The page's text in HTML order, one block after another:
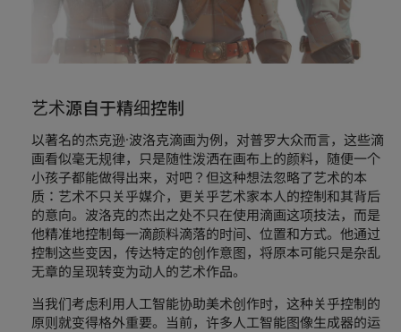
艺术源自于精细控制
以著名的杰克逊·波洛克滴画为例，对普罗大众而言，这些滴
画看似毫无规律，只是随性泼洒在画布上的颜料，随便一个
小孩子都能做得出来，对吧？但这种想法忽略了艺术的本
质：艺术不只关乎媒介，更关乎艺术家本人的控制和其背后
的意向。波洛克的杰出之处不只在使用滴画这项技法，而是
他精准地控制每一滴颜料滴落的时间、位置和方式。他通过
控制这些变因，传达特定的创作意图，将原本可能只是杂乱
无章的呈现转变为动人的艺术作品。
当我们考虑利用人工智能协助美术创作时，这种关乎控制的
原则就变得格外重要。当前，许多人工智能图像生成器的运